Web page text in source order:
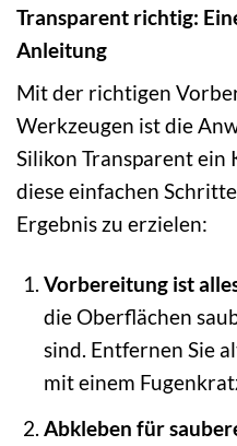
Transparent richtig:
Anleitung
Mit der richtigen
Werkzeugen ist die
Silikon Transparent ein
diese einfachen
Ergebnis zu erzielen:
Vorbereitung ist
die Oberflächen
sind. Entfernen Sie
mit einem
Abkleben für